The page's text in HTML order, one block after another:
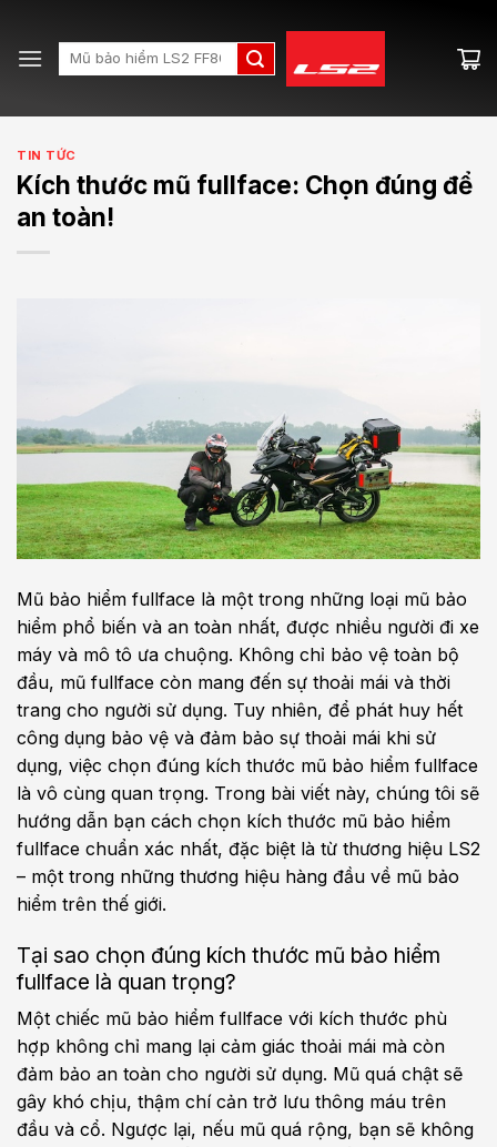
content
Search
for:
TIN TỨC
Kích thước mũ fullface: Chọn đúng để
an toàn!
Mũ bảo hiểm fullface là một trong những loại mũ bảo
hiểm phổ biến và an toàn nhất, được nhiều người đi xe
máy và mô tô ưa chuộng. Không chỉ bảo vệ toàn bộ
đầu, mũ fullface còn mang đến sự thoải mái và thời
trang cho người sử dụng. Tuy nhiên, để phát huy hết
công dụng bảo vệ và đảm bảo sự thoải mái khi sử
dụng, việc chọn đúng kích thước mũ bảo hiểm fullface
là vô cùng quan trọng. Trong bài viết này, chúng tôi sẽ
hướng dẫn bạn cách chọn kích thước mũ bảo hiểm
fullface chuẩn xác nhất, đặc biệt là từ thương hiệu LS2
– một trong những thương hiệu hàng đầu về mũ bảo
hiểm trên thế giới.
Tại sao chọn đúng kích thước mũ bảo hiểm
fullface là quan trọng?
Một chiếc mũ bảo hiểm fullface với kích thước phù
hợp không chỉ mang lại cảm giác thoải mái mà còn
đảm bảo an toàn cho người sử dụng. Mũ quá chật sẽ
gây khó chịu, thậm chí cản trở lưu thông máu trên
đầu và cổ. Ngược lại, nếu mũ quá rộng, bạn sẽ không